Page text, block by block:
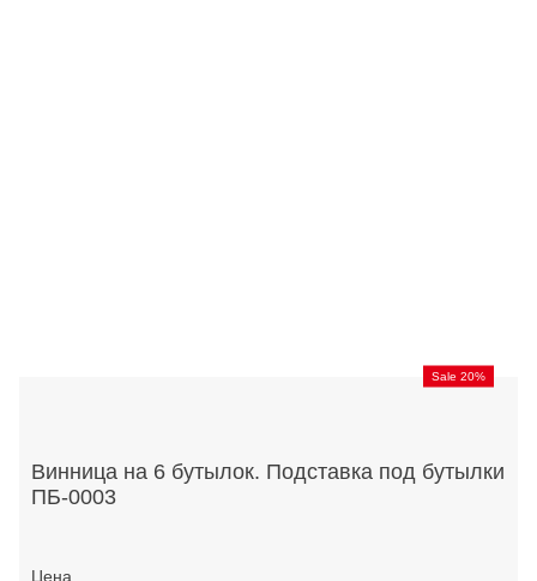
Sale 20%
Винница на 6 бутылок. Подставка под бутылки
ПБ-0003